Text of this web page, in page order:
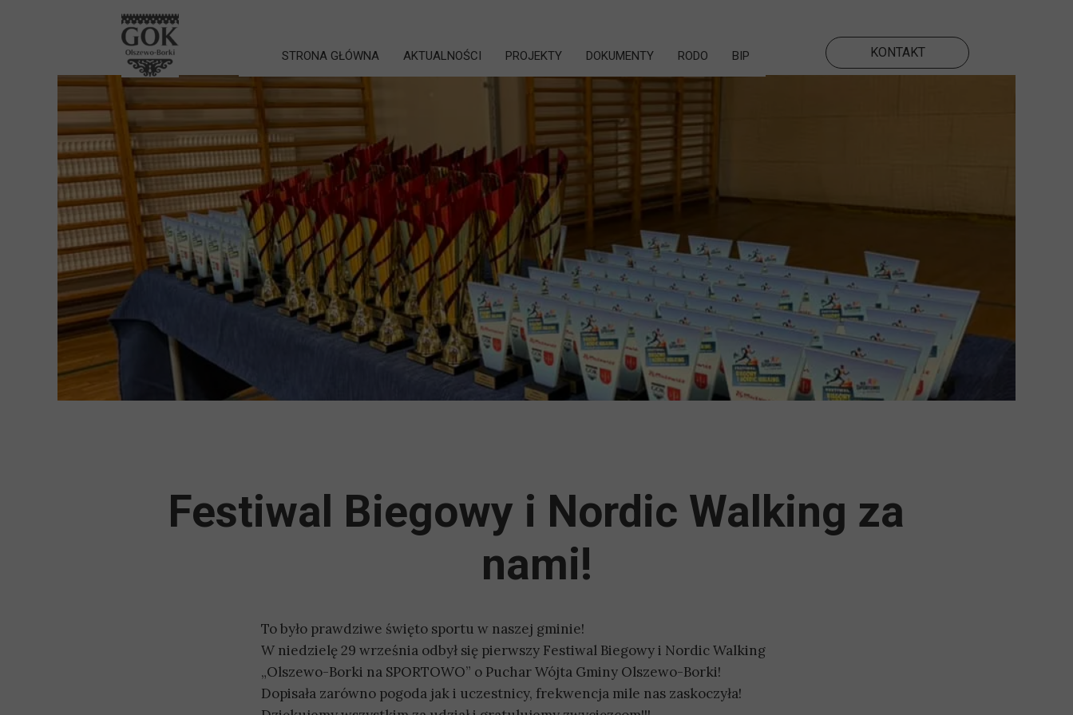
KONTAKT
STRONA GŁÓWNA AKTUALNOŚCI PROJEKTY DOKUMENTY RODO BIP
Festiwal Biegowy i Nordic Walking za
nami!
To było prawdziwe święto sportu w naszej gminie!
W niedzielę 29 września odbył się pierwszy Festiwal Biegowy i Nordic Walking
„Olszewo-Borki na SPORTOWO” o Puchar Wójta Gminy Olszewo-Borki!
Dopisała zarówno pogoda jak i uczestnicy, frekwencja mile nas zaskoczyła!